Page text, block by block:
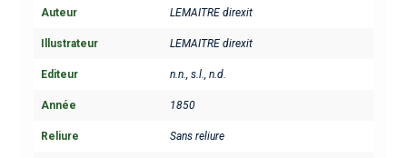
Auteur LEMAITRE direxit
Illustrateur LEMAITRE direxit
Editeur n.n., s.l., n.d.
Année 1850
Reliure Sans reliure